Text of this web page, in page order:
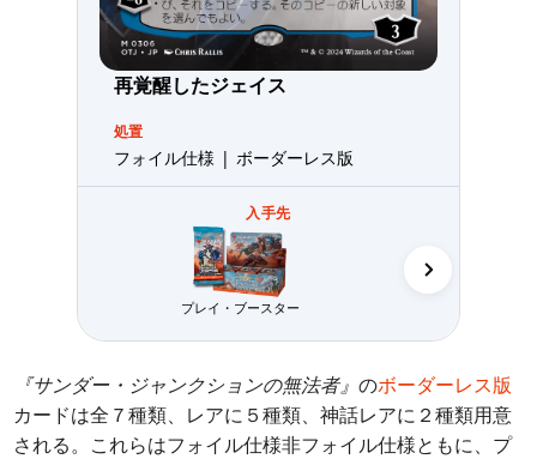
再覚醒したジェイス
処置
フォイル仕様 | ボーダーレス版
入手先
プレイ・ブースター
『サンダー・ジャンクションの無法者』のボーダーレス版
カードは全７種類、レアに５種類、神話レアに２種類用意
される。これらはフォイル仕様非フォイル仕様ともに、プ